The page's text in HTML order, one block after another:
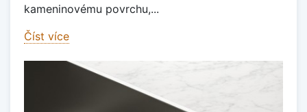
kameninovému povrchu,...
Číst více